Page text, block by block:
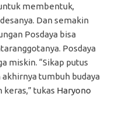
membentuk,
Dan semakin
Posdaya bisa
Posdaya
miskin. “Sikap putus
tumbuh budaya
tukas Haryono